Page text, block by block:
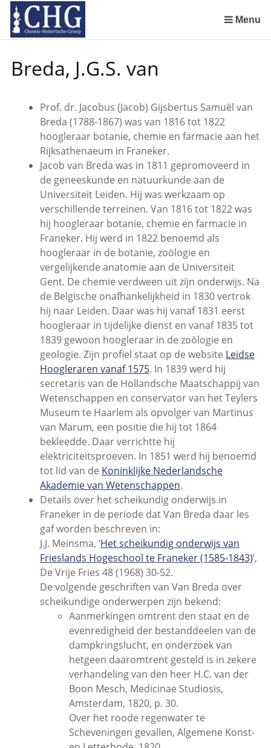
links
over
naar
de
Spring
naar
het
menu
Menu
Breda, J.G.S. van
Prof. dr. Jacobus (Jacob) Gijsbertus Samuël van
Breda (1788-1867) was van 1816 tot 1822
hoogleraar botanie, chemie en farmacie aan het
Rijksathenaeum in Franeker.
Jacob van Breda was in 1811 gepromoveerd in
de geneeskunde en natuurkunde aan de
Universiteit Leiden. Hij was werkzaam op
verschillende terreinen. Van 1816 tot 1822 was
hij hoogleraar botanie, chemie en farmacie in
Franeker. Hij werd in 1822 benoemd als
hoogleraar in de botanie, zoölogie en
vergelijkende anatomie aan de Universiteit
Gent. De chemie verdween uit zijn onderwijs. Na
de Belgische onafhankelijkheid in 1830 vertrok
hij naar Leiden. Daar was hij vanaf 1831 eerst
hoogleraar in tijdelijke dienst en vanaf 1835 tot
1839 gewoon hoogleraar in de zoölogie en
geologie. Zijn profiel staat op de website Leidse
Hoogleraren vanaf 1575. In 1839 werd hij
secretaris van de Hollandsche Maatschappij van
Wetenschappen en conservator van het Teylers
Museum te Haarlem als opvolger van Martinus
van Marum, een positie die hij tot 1864
bekleedde. Daar verrichtte hij
elektriciteitsproeven. In 1851 werd hij benoemd
tot lid van de Koninklijke Nederlandsche
Akademie van Wetenschappen.
Details over het scheikundig onderwijs in
Franeker in de periode dat Van Breda daar les
gaf worden beschreven in:
J.J. Meinsma, ‘Het scheikundig onderwijs van
Frieslands Hogeschool te Franeker (1585-1843)’,
De Vrije Fries 48 (1968) 30-52.
De volgende geschriften van Van Breda over
scheikundige onderwerpen zijn bekend:
Aanmerkingen omtrent den staat en de
evenredigheid der bestanddeelen van de
dampkringslucht, en onderzoek van
hetgeen daaromtrent gesteld is in zekere
verhandeling van den heer H.C. van der
Boon Mesch, Medicinae Studiosis,
Amsterdam, 1820, p. 30.
Over het roode regenwater te
Scheveningen gevallen, Algemene Konst-